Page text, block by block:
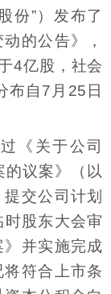
份”）发布了
的公告》，
4亿股，社会
布自7月25日
《关于公司
议案》（以
交公司计划
股东大会审
并实施完成
符合上市条